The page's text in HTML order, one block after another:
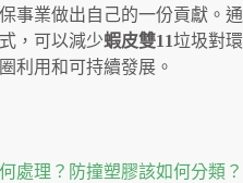
事業做出自己的一份貢獻。通
，可以減少蝦皮雙11垃圾對環
利用和可持續發展。
處理？防撞塑膠該如何分類？